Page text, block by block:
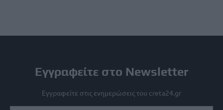
Εγγραφείτε στο Newsletter
Εγγραφείτε στις ενημερώσεις του creta24.gr